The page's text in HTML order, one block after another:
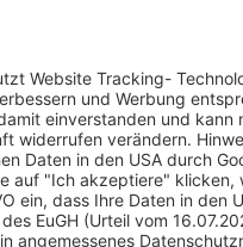
sinnvoll sind,
auftauchen.
Das bedeutet: Andere
gaben zusätzlich
werden eher
Anfragen.